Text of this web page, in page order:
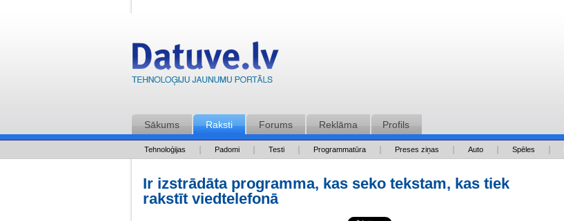
Sākums Raksti Forums Reklāma Profils
Tehnoloģijas Padomi Testi Programmatūra Preses ziņas Auto Spēles
Ir izstrādāta programma, kas seko tekstam, kas tiek
rakstīt viedtelefonā